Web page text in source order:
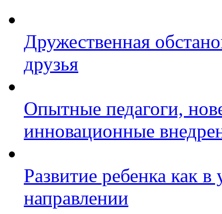
Дружественная
друзья
Опытные педагоги,
инновационные
Развитие ребенка как
направлении